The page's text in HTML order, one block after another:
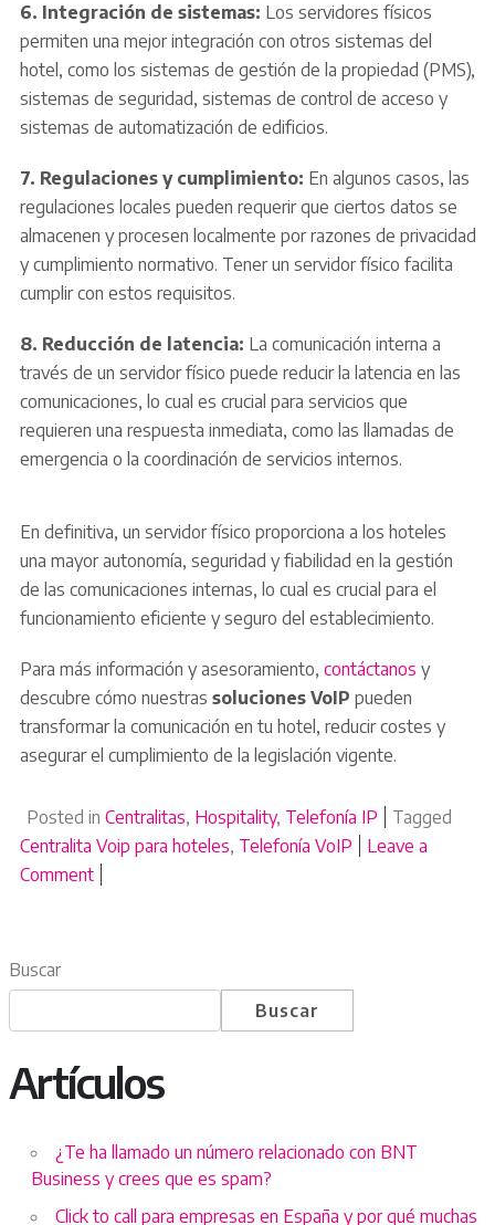
6. Integración de sistemas: Los servidores físicos
permiten una mejor integración con otros sistemas del
hotel, como los sistemas de gestión de la propiedad (PMS),
sistemas de seguridad, sistemas de control de acceso y
sistemas de automatización de edificios.
7. Regulaciones y cumplimiento: En algunos casos, las
regulaciones locales pueden requerir que ciertos datos se
almacenen y procesen localmente por razones de privacidad
y cumplimiento normativo. Tener un servidor físico facilita
cumplir con estos requisitos.
8. Reducción de latencia: La comunicación interna a
través de un servidor físico puede reducir la latencia en las
comunicaciones, lo cual es crucial para servicios que
requieren una respuesta inmediata, como las llamadas de
emergencia o la coordinación de servicios internos.
En definitiva, un servidor físico proporciona a los hoteles
una mayor autonomía, seguridad y fiabilidad en la gestión
de las comunicaciones internas, lo cual es crucial para el
funcionamiento eficiente y seguro del establecimiento.
Para más información y asesoramiento, contáctanos y
descubre cómo nuestras soluciones VoIP pueden
transformar la comunicación en tu hotel, reducir costes y
asegurar el cumplimiento de la legislación vigente.
Posted in Centralitas, Hospitality, Telefonía IP
Tagged
Centralita Voip para hoteles, Telefonía VoIP
Leave a
Commenton Ventajas de Implementar una Centralita VoIP en
Buscar
Buscar
Artículos
¿Te ha llamado un número relacionado con BNT
Business y crees que es spam?
Click to call para empresas en España y por qué muchas